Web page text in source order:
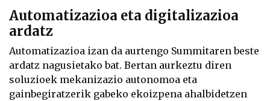
Automatizazioa eta digitalizazioa
ardatz
Automatizazioa izan da aurtengo Summitaren beste
ardatz nagusietako bat. Bertan aurkeztu diren
soluzioek mekanizazio autonomoa eta
gainbegiratzerik gabeko ekoizpena ahalbidetzen